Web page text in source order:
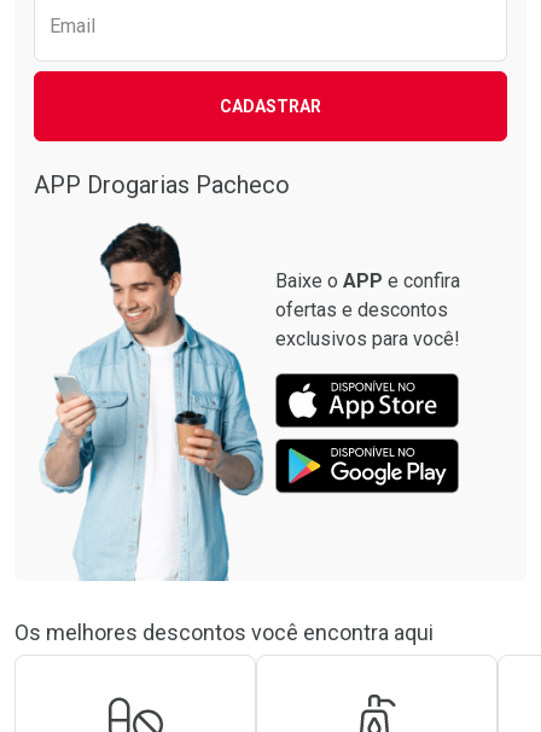
Email
CADASTRAR
APP Drogarias Pacheco
Baixe o APP e confira
ofertas e descontos
exclusivos para você!
Os melhores descontos você encontra aqui